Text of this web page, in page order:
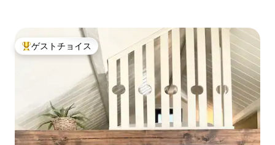
大好評のゲストチョイスです。
ゲストチョイス